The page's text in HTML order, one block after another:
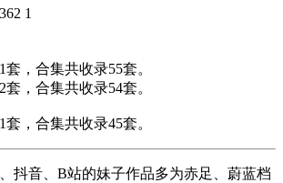
1
套，合集共收录55套。
套，合集共收录54套。
套，合集共收录45套。
抖音、B站的妹子作品多为赤足、蔚蓝档